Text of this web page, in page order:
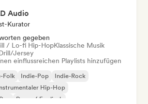
Audio
Kurator
gegeben
/ Lo-fi Hip-HopKlassische Musik
Jersey
einflussreichen Playlists hinzufügen
Folk Indie-Pop
Indie-Rock
Hip-Hop
Rap auf Englisch